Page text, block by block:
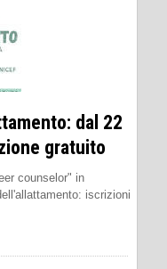
dal 22
gratuito
counselor" in
iscrizioni